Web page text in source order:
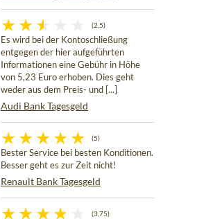
(2,5)
Es wird bei der Kontoschließung
entgegen der hier aufgeführten
Informationen eine Gebühr in Höhe
von 5,23 Euro erhoben. Dies geht
weder aus dem Preis- und [...]
Audi Bank Tagesgeld
(5)
Bester Service bei besten Konditionen.
Besser geht es zur Zeit nicht!
Renault Bank Tagesgeld
(3,75)